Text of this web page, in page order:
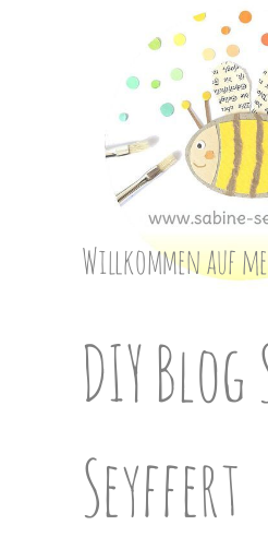
Willkommen auf
DIY
Seyffert